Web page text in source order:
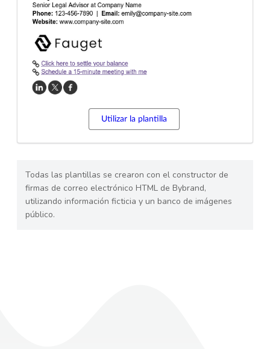
Utilizar la plantilla
Todas las plantillas se crearon con el constructor de
firmas de correo electrónico HTML de Bybrand,
utilizando información ficticia y un banco de imágenes
público.